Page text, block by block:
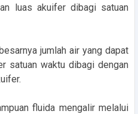
luas akuifer dibagi satuan
jumlah air yang dapat
satuan waktu dibagi dengan
fluida mengalir melalui